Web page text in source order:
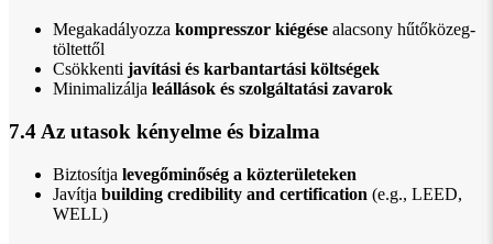
Megakadályozza kompresszor kiégése alacsony hűtőközeg-
töltettől
Csökkenti javítási és karbantartási költségek
Minimalizálja leállások és szolgáltatási zavarok
7.4 Az utasok kényelme és bizalma
Biztosítja levegőminőség a közterületeken
Javítja building credibility and certification (e.g., LEED,
WELL)